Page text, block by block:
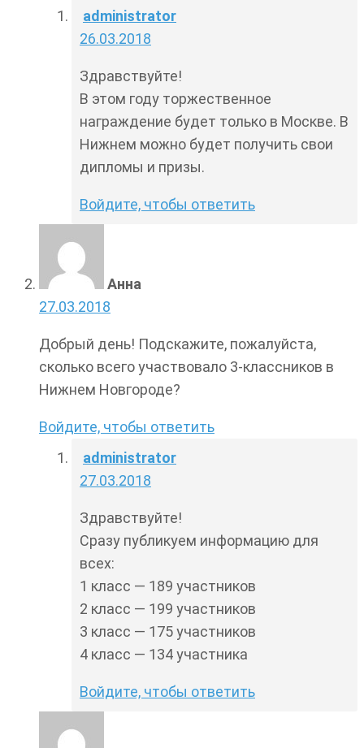
administrator
26.03.2018
Здравствуйте!
В этом году торжественное
награждение будет только в Москве. В
Нижнем можно будет получить свои
дипломы и призы.
Войдите, чтобы ответить
Анна
27.03.2018
Добрый день! Подскажите, пожалуйста,
сколько всего участвовало 3-классников в
Нижнем Новгороде?
Войдите, чтобы ответить
administrator
27.03.2018
Здравствуйте!
Сразу публикуем информацию для
всех:
1 класс — 189 участников
2 класс — 199 участников
3 класс — 175 участников
4 класс — 134 участника
Войдите, чтобы ответить